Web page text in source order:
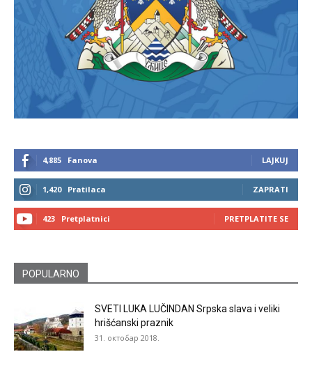
4,885 Fanova LAJKUJ
1,420 Pratilaca ZAPRATI
423 Pretplatnici PRETPLATITE SE
POPULARNO
SVETI LUKA LUČINDAN Srpska slava i veliki
hrišćanski praznik
31. октобар 2018.